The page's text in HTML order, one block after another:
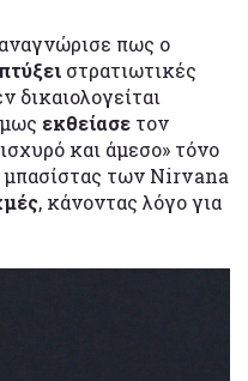
πως ο
στρατιωτικές
δικαιολογείται
εκθείασε τον
και άμεσο» τόνο
των Nirvana
, κάνοντας λόγο για